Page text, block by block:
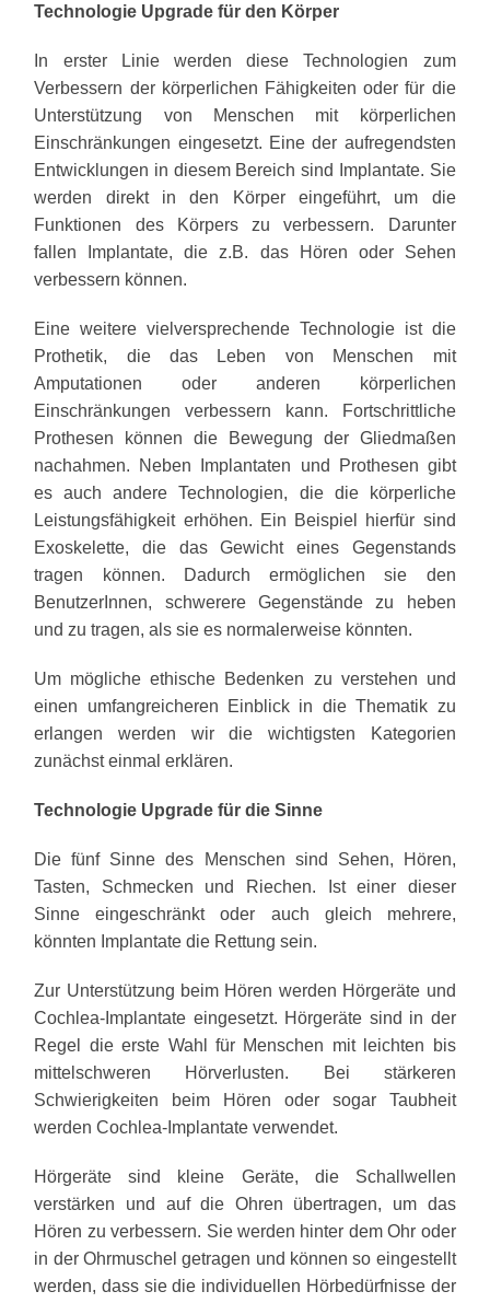
Technologie Upgrade für den Körper
In erster Linie werden diese Technologien zum
Verbessern der körperlichen Fähigkeiten oder für die
Unterstützung von Menschen mit körperlichen
Einschränkungen eingesetzt. Eine der aufregendsten
Entwicklungen in diesem Bereich sind Implantate. Sie
werden direkt in den Körper eingeführt, um die
Funktionen des Körpers zu verbessern. Darunter
fallen Implantate, die z.B. das Hören oder Sehen
verbessern können.
Eine weitere vielversprechende Technologie ist die
Prothetik, die das Leben von Menschen mit
Amputationen oder anderen körperlichen
Einschränkungen verbessern kann. Fortschrittliche
Prothesen können die Bewegung der Gliedmaßen
nachahmen. Neben Implantaten und Prothesen gibt
es auch andere Technologien, die die körperliche
Leistungsfähigkeit erhöhen. Ein Beispiel hierfür sind
Exoskelette, die das Gewicht eines Gegenstands
tragen können. Dadurch ermöglichen sie den
BenutzerInnen, schwerere Gegenstände zu heben
und zu tragen, als sie es normalerweise könnten.
Um mögliche ethische Bedenken zu verstehen und
einen umfangreicheren Einblick in die Thematik zu
erlangen werden wir die wichtigsten Kategorien
zunächst einmal erklären.
Technologie Upgrade für die Sinne
Die fünf Sinne des Menschen sind Sehen, Hören,
Tasten, Schmecken und Riechen. Ist einer dieser
Sinne eingeschränkt oder auch gleich mehrere,
könnten Implantate die Rettung sein.
Zur Unterstützung beim Hören werden Hörgeräte und
Cochlea-Implantate eingesetzt. Hörgeräte sind in der
Regel die erste Wahl für Menschen mit leichten bis
mittelschweren Hörverlusten. Bei stärkeren
Schwierigkeiten beim Hören oder sogar Taubheit
werden Cochlea-Implantate verwendet.
Hörgeräte sind kleine Geräte, die Schallwellen
verstärken und auf die Ohren übertragen, um das
Hören zu verbessern. Sie werden hinter dem Ohr oder
in der Ohrmuschel getragen und können so eingestellt
werden, dass sie die individuellen Hörbedürfnisse der